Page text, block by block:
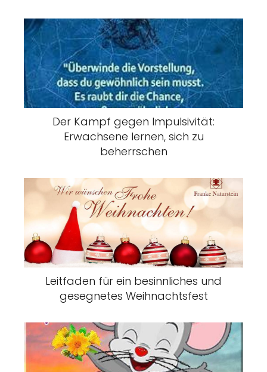
Der Kampf gegen Impulsivität:
Erwachsene lernen, sich zu
beherrschen
Leitfaden für ein besinnliches und
gesegnetes Weihnachtsfest